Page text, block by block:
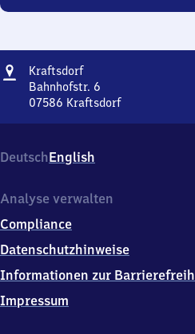
Adresse
KraftsdorfKraftsdorf
Bahnhofstr. 6
07586 Kraftsdorf
6,
0
5
6
Kraftsdorf
DeutschEnglish
Analyse verwalten
Compliance
Datenschutzhinweise
Informationen zur
Impressum